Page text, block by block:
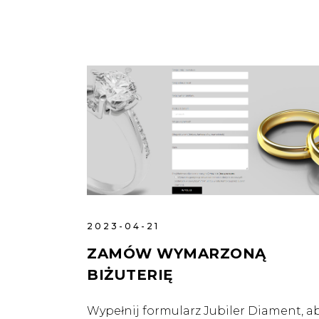
2023-04-21
ZAMÓW WYMARZONĄ
BIŻUTERIĘ
Wypełnij formularz Jubiler Diament,